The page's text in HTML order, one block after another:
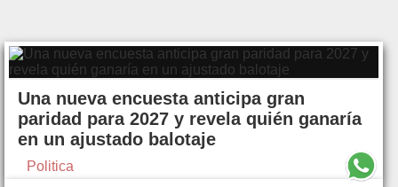
Una nueva encuesta anticipa gran
paridad para 2027 y revela quién ganaría
en un ajustado balotaje
Politica